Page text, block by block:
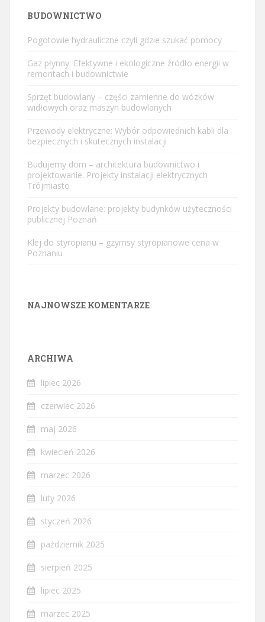
BUDOWNICTWO
Pogotowie hydrauliczne czyli gdzie szukać pomocy
Gaz płynny: Efektywne i ekologiczne źródło energii w
remontach i budownictwie
Sprzęt budowlany – części zamienne do wózków
widłowych oraz maszyn budowlanych
Przewody elektryczne: Wybór odpowiednich kabli dla
bezpiecznych i skutecznych instalacji
Budujemy dom – architektura budownictwo i
projektowanie. Projekty instalacji elektrycznych
Trójmiasto
Projekty budowlane: projekty budynków użyteczności
publicznej Poznań
Klej do styropianu – gzymsy styropianowe cena w
Poznaniu
NAJNOWSZE KOMENTARZE
ARCHIWA
lipiec 2026
czerwiec 2026
maj 2026
kwiecień 2026
marzec 2026
luty 2026
styczeń 2026
październik 2025
sierpień 2025
lipiec 2025
marzec 2025